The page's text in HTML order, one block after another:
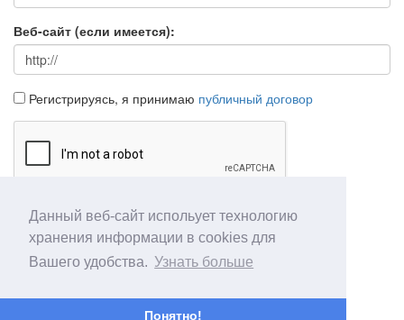
Данный веб-сайт испольует технологию
хранения информации в cookies для
Вашего удобства. Узнать больше
Понятно!
Веб-сайт (если имеется):
Регистрируясь, я принимаю публичный договор
Продолжить Отмена